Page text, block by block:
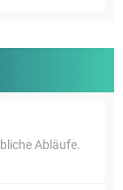
Abläufe.